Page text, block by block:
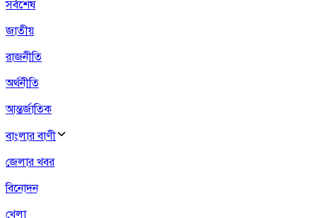
সর্বশেষ
জাতীয়
রাজনীতি
অর্থনীতি
আন্তর্জাতিক
বাংলার বাণী
জেলার খবর
বিনোদন
খেলা